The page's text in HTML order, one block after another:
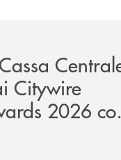
Citywire
2026